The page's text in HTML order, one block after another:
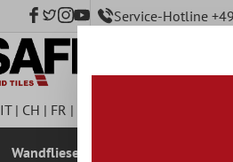
Service-Hotline
IT| CH | FR |
Wandfliesen